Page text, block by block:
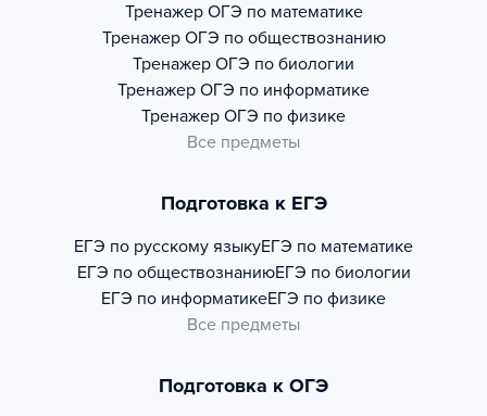
Тренажер ОГЭ по математике
Тренажер ОГЭ по обществознанию
Тренажер ОГЭ по биологии
Тренажер ОГЭ по информатике
Тренажер ОГЭ по физике
Все предметы
Подготовка к ЕГЭ
ЕГЭ по русскому языкуЕГЭ по математике
ЕГЭ по обществознаниюЕГЭ по биологии
ЕГЭ по информатикеЕГЭ по физике
Все предметы
Подготовка к ОГЭ